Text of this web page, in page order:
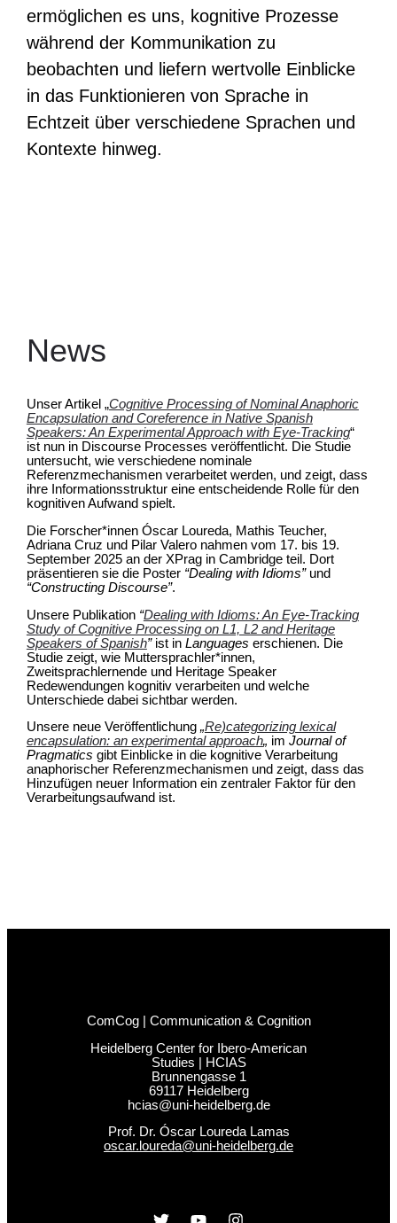
ermöglichen es uns, kognitive Prozesse
während der Kommunikation zu
beobachten und liefern wertvolle Einblicke
in das Funktionieren von Sprache in
Echtzeit über verschiedene Sprachen und
Kontexte hinweg.
News
Unser Artikel „Cognitive Processing of Nominal Anaphoric
Encapsulation and Coreference in Native Spanish
Speakers: An Experimental Approach with Eye-Tracking“
ist nun in Discourse Processes veröffentlicht. Die Studie
untersucht, wie verschiedene nominale
Referenzmechanismen verarbeitet werden, und zeigt, dass
ihre Informationsstruktur eine entscheidende Rolle für den
kognitiven Aufwand spielt.
Die Forscher*innen Óscar Loureda, Mathis Teucher,
Adriana Cruz und Pilar Valero nahmen vom 17. bis 19.
September 2025 an der XPrag in Cambridge teil. Dort
präsentieren sie die Poster “Dealing with Idioms”und
“Constructing Discourse”.
Unsere Publikation “Dealing with Idioms: An Eye-Tracking
Study of Cognitive Processing on L1, L2 and Heritage
Speakers of Spanish”ist in Languages erschienen. Die
Studie zeigt, wie Muttersprachler*innen,
Zweitsprachlernende und Heritage Speaker
Redewendungen kognitiv verarbeiten und welche
Unterschiede dabei sichtbar werden.
Unsere neue Veröffentlichung „Re)categorizing lexical
encapsulation: an experimental approach„ im Journal of
Pragmatics gibt Einblicke in die kognitive Verarbeitung
anaphorischer Referenzmechanismen und zeigt, dass das
Hinzufügen neuer Information ein zentraler Faktor für den
Verarbeitungsaufwand ist.
ComCog | Communication & Cognition
Heidelberg Center for Ibero-American
Studies | HCIAS
Brunnengasse 1
69117 Heidelberg
hcias@uni-heidelberg.de
Prof. Dr. Óscar Loureda Lamas
oscar.loureda@uni-heidelberg.de